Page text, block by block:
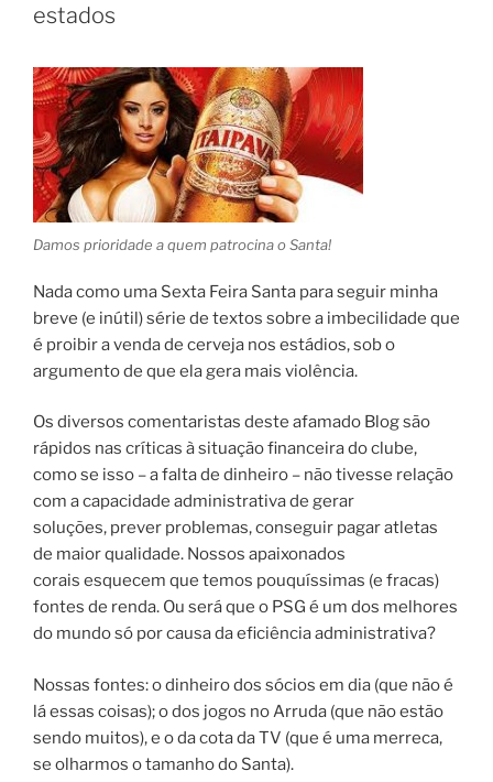
estados
Damos prioridade a quem patrocina o Santa!
Nada como uma Sexta Feira Santa para seguir minha
breve (e inútil) série de textos sobre a imbecilidade que
é proibir a venda de cerveja nos estádios, sob o
argumento de que ela gera mais violência.
Os diversos comentaristas deste afamado Blog são
rápidos nas críticas à situação financeira do clube,
como se isso – a falta de dinheiro – não tivesse relação
com a capacidade administrativa de gerar
soluções, prever problemas, conseguir pagar atletas
de maior qualidade. Nossos apaixonados
corais esquecem que temos pouquíssimas (e fracas)
fontes de renda. Ou será que o PSG é um dos melhores
do mundo só por causa da eficiência administrativa?
Nossas fontes: o dinheiro dos sócios em dia (que não é
lá essas coisas); o dos jogos no Arruda (que não estão
sendo muitos), e o da cota da TV (que é uma merreca,
se olharmos o tamanho do Santa).